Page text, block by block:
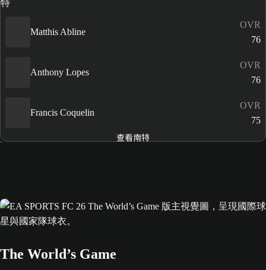
Matthis Abline
OVR
76
Anthony Lopes
OVR
76
Francis Coquelin
OVR
75
查看南特
The World’s Game